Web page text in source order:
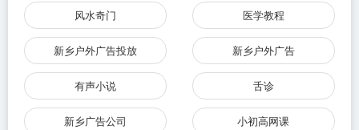
风水奇门 医学教程
新乡户外广告投放 新乡户外广告
有声小说 舌诊
新乡广告公司 小初高网课